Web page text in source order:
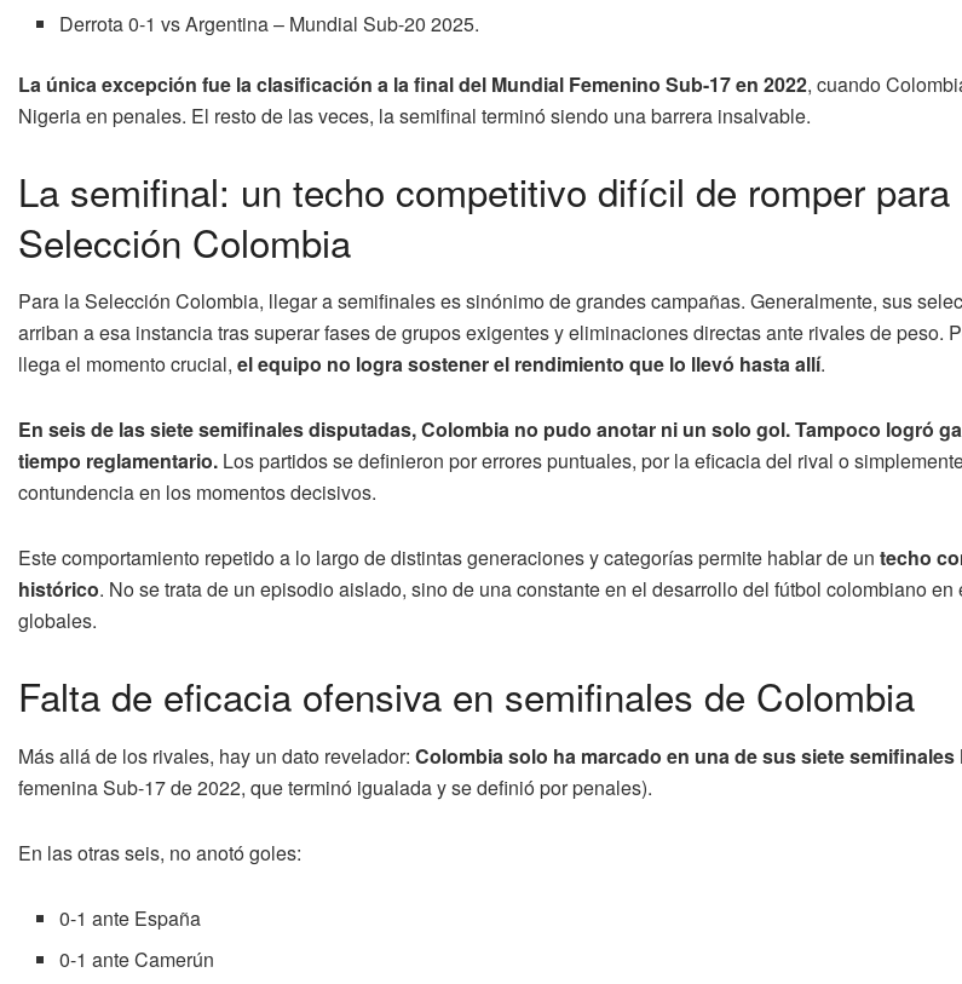
Derrota 0-1 vs Argentina – Mundial Sub-20 2025.
La única excepción fue la clasificación a la final del Mundial Femenino Sub-17 en 2022, cuando
Nigeria en penales. El resto de las veces, la semifinal terminó siendo una barrera insalvable.
La semifinal: un techo competitivo difícil de romper para
Selección Colombia
Para la Selección Colombia, llegar a semifinales es sinónimo de grandes campañas. Generalmente, sus
arriban a esa instancia tras superar fases de grupos exigentes y eliminaciones directas ante rivales de peso.
llega el momento crucial, el equipo no logra sostener el rendimiento que lo llevó hasta allí.
En seis de las siete semifinales disputadas, Colombia no pudo anotar ni un solo gol. Tampoco logró
tiempo reglamentario. Los partidos se definieron por errores puntuales, por la eficacia del rival o
contundencia en los momentos decisivos.
Este comportamiento repetido a lo largo de distintas generaciones y categorías permite hablar de un techo
histórico. No se trata de un episodio aislado, sino de una constante en el desarrollo del fútbol colombiano en
globales.
Falta de eficacia ofensiva en semifinales de Colombia
Más allá de los rivales, hay un dato revelador: Colombia solo ha marcado en una de sus siete semifinales
femenina Sub-17 de 2022, que terminó igualada y se definió por penales).
En las otras seis, no anotó goles:
0-1 ante España
0-1 ante Camerún